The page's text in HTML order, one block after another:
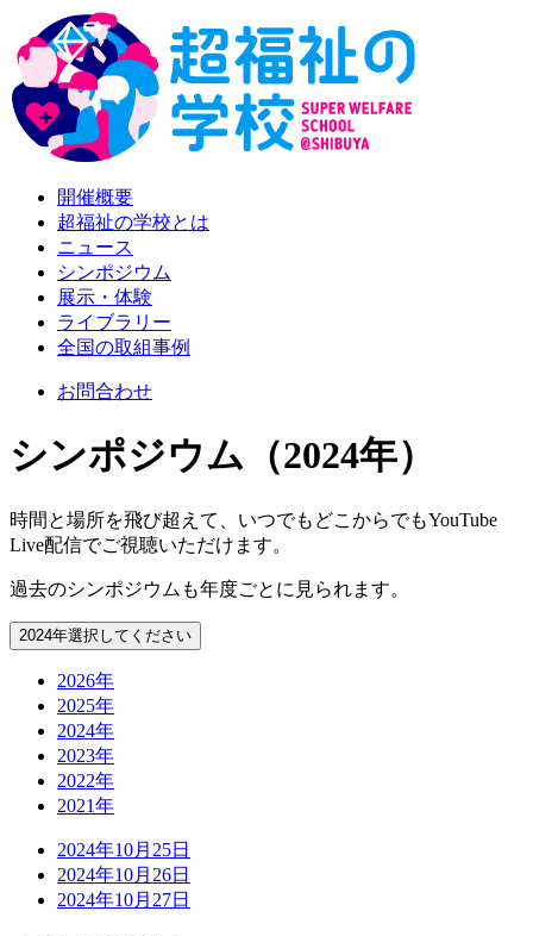
開催概要
超福祉の学校とは
ニュース
シンポジウム
展示・体験
ライブラリー
全国の取組事例
お問合わせ
シンポジウム（2024年）
時間と場所を飛び超えて、いつでもどこからでもYouTube
Live配信でご視聴いただけます。
過去のシンポジウムも年度ごとに見られます。
2024年選択してください
2026年
2025年
2024年
2023年
2022年
2021年
2024年10月25日
2024年10月26日
2024年10月27日